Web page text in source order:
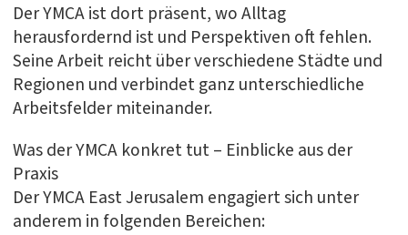
Der YMCA ist dort präsent, wo Alltag
herausfordernd ist und Perspektiven oft fehlen.
Seine Arbeit reicht über verschiedene Städte und
Regionen und verbindet ganz unterschiedliche
Arbeitsfelder miteinander.
Was der YMCA konkret tut – Einblicke aus der
Praxis
Der YMCA East Jerusalem engagiert sich unter
anderem in folgenden Bereichen: